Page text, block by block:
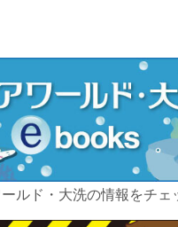
ルド・大洗の情報をチェ